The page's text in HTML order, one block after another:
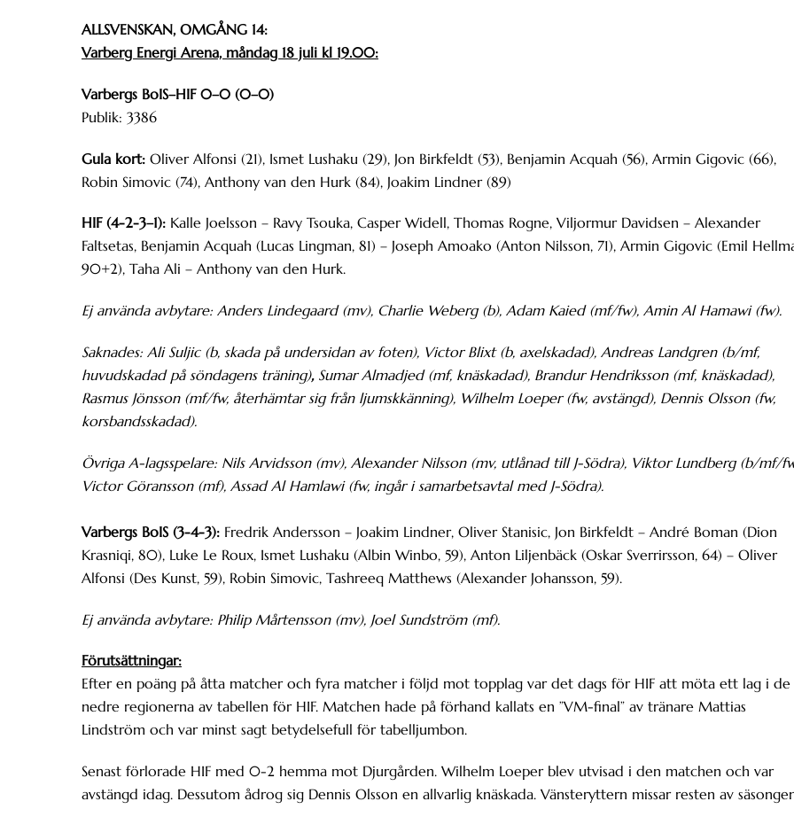
ALLSVENSKAN, OMGÅNG 14:
Varberg Energi Arena, måndag 18 juli kl 19.00:
Varbergs BoIS–HIF 0–0 (0–0)
Publik: 3386
Gula kort: Oliver Alfonsi (21), Ismet Lushaku (29), Jon Birkfeldt (53), Benjamin Acquah (56), Armin Gigovic (66),
Robin Simovic (74), Anthony van den Hurk (84), Joakim Lindner (89)
HIF (4-2-3–1): Kalle Joelsson – Ravy Tsouka, Casper Widell, Thomas Rogne, Viljormur Davidsen – Alexander
Faltsetas, Benjamin Acquah (Lucas Lingman, 81) – Joseph Amoako (Anton Nilsson, 71), Armin Gigovic (Emil
90+2), Taha Ali – Anthony van den Hurk.
Ej använda avbytare: Anders Lindegaard (mv), Charlie Weberg (b), Adam Kaied (mf/fw), Amin Al Hamawi (fw).
Saknades: Ali Suljic (b, skada på undersidan av foten), Victor Blixt (b, axelskadad), Andreas Landgren (b/mf,
huvudskadad på söndagens träning), Sumar Almadjed (mf, knäskadad), Brandur Hendriksson (mf, knäskadad),
Rasmus Jönsson (mf/fw, återhämtar sig från ljumskkänning), Wilhelm Loeper (fw, avstängd), Dennis Olsson (fw,
korsbandsskadad).
Övriga A-lagsspelare: Nils Arvidsson (mv), Alexander Nilsson (mv, utlånad till J-Södra), Viktor Lundberg (b/mf/
Victor Göransson (mf), Assad Al Hamlawi (fw, ingår i samarbetsavtal med J-Södra).
Varbergs BoIS (3-4-3): Fredrik Andersson – Joakim Lindner, Oliver Stanisic, Jon Birkfeldt – André Boman (Dion
Krasniqi, 80), Luke Le Roux, Ismet Lushaku (Albin Winbo, 59), Anton Liljenbäck (Oskar Sverrirsson, 64) – Oliver
Alfonsi (Des Kunst, 59), Robin Simovic, Tashreeq Matthews (Alexander Johansson, 59).
Ej använda avbytare: Philip Mårtensson (mv), Joel Sundström (mf).
Förutsättningar:
Efter en poäng på åtta matcher och fyra matcher i följd mot topplag var det dags för HIF att möta ett lag i de
nedre regionerna av tabellen för HIF. Matchen hade på förhand kallats en ”VM-final” av tränare Mattias
Lindström och var minst sagt betydelsefull för tabelljumbon.
Senast förlorade HIF med 0-2 hemma mot Djurgården. Wilhelm Loeper blev utvisad i den matchen och var
avstängd idag. Dessutom ådrog sig Dennis Olsson en allvarlig knäskada. Vänsteryttern missar resten av